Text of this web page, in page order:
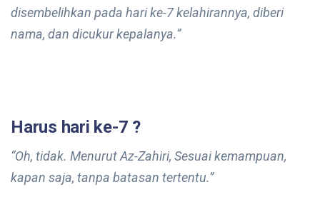
disembelihkan pada hari ke-7 kelahirannya, diberi
nama, dan dicukur kepalanya.”
Harus hari ke-7 ?
“Oh, tidak. Menurut Az-Zahiri, Sesuai kemampuan,
kapan saja, tanpa batasan tertentu.”